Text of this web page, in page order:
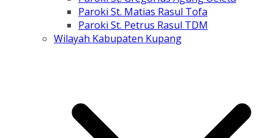
Paroki St. Matias Rasul Tofa
Paroki St. Petrus Rasul TDM
Wilayah Kabupaten Kupang